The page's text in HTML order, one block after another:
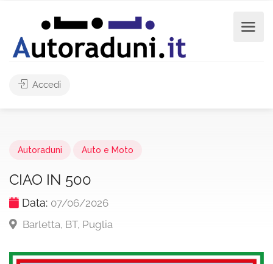
Accedi
Autoraduni Auto e Moto
CIAO IN 500
Data: 07/06/2026
Barletta, BT, Puglia